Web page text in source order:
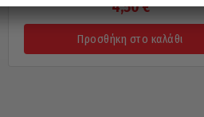
4,50€
Προσθήκη στο καλάθι